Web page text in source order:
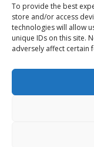
To provide the best
store and/or access
technologies will allow
unique IDs on this site.
adversely affect certain
εικόνα, σε πολλές
δυσαρέσκειας και
λύση, η οποία είναι
ατόμου που
αυτιά του,
ρινοπλαστικής.
βελτίωση στην